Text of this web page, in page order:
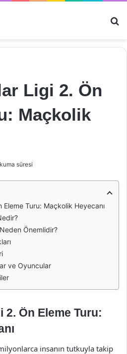
Ligi 2. Ön
Maçkolik
süresi
Turu: Maçkolik Heyecanı
Önemlidir?
ve Oyuncular
Ön Eleme Turu:
insanın tutkuyla takip